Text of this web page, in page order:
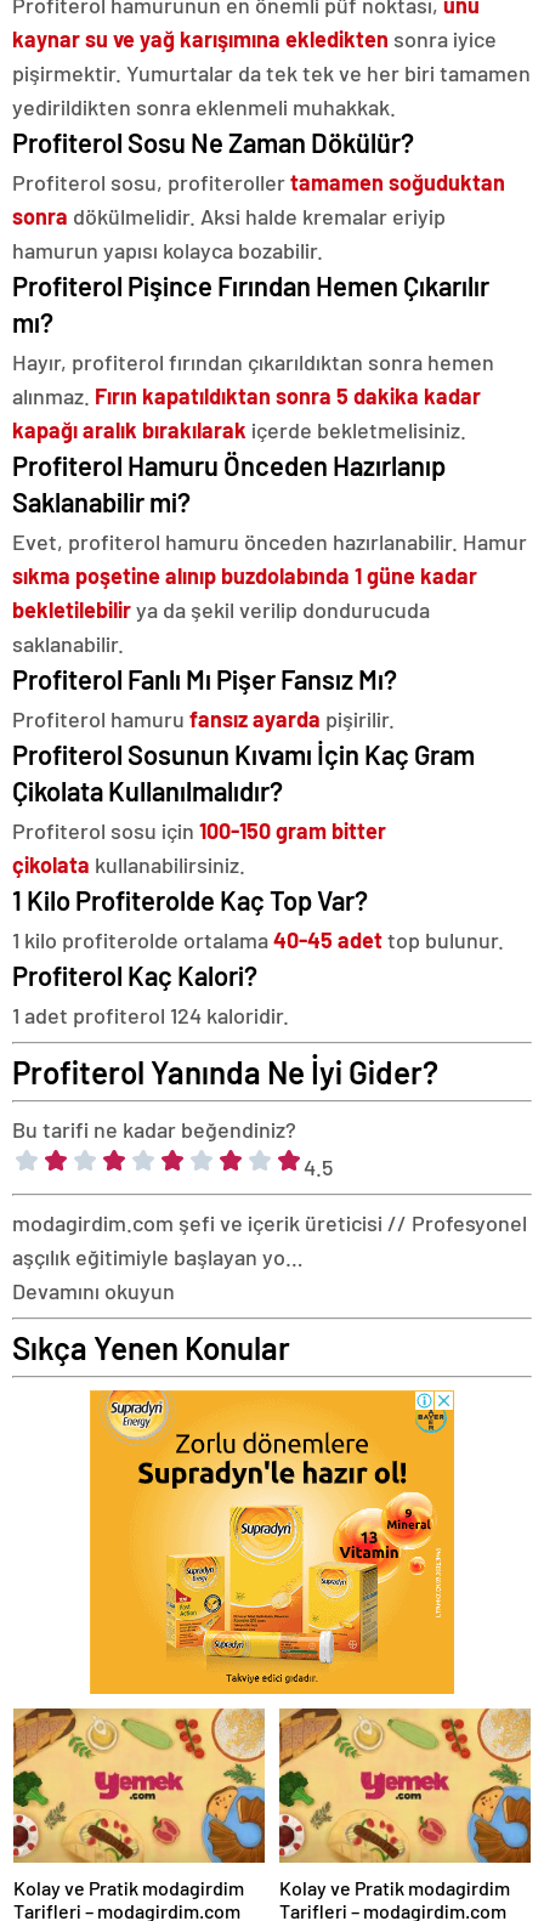
kaynar su ve yağ karışımına ekledikten sonra iyice
pişirmektir. Yumurtalar da tek tek ve her biri tamamen
yedirildikten sonra eklenmeli muhakkak.
Profiterol Sosu Ne Zaman Dökülür?
Profiterol sosu, profiterollertamamen soğuduktan
sonra dökülmelidir. Aksi halde kremalar eriyip
hamurun yapısı kolayca bozabilir.
Profiterol Pişince Fırından Hemen Çıkarılır
mı?
Hayır, profiterol fırından çıkarıldıktan sonra hemen
alınmaz. Fırın kapatıldıktan sonra 5 dakika kadar
kapağı aralık bırakılarak içerde bekletmelisiniz.
Profiterol Hamuru Önceden Hazırlanıp
Saklanabilir mi?
Evet, profiterol hamuru önceden hazırlanabilir. Hamur
sıkma poşetine alınıp buzdolabında 1 güne kadar
bekletilebilirya da şekil verilip dondurucuda
saklanabilir.
Profiterol Fanlı Mı Pişer Fansız Mı?
Profiterol hamuru fansız ayarda pişirilir.
Profiterol Sosunun Kıvamı İçin Kaç Gram
Çikolata Kullanılmalıdır?
Profiterol sosu için 100-150 gram bitter
çikolata kullanabilirsiniz.
1 Kilo Profiterolde Kaç Top Var?
1 kilo profiterolde ortalama40-45 adettop bulunur.
Profiterol Kaç Kalori?
1 adet profiterol 124 kaloridir.
Profiterol Yanında Ne İyi Gider?
Bu tarifi ne kadar beğendiniz?
4.5
modagirdim.com şefi ve içerik üreticisi // Profesyonel
aşçılık eğitimiyle başlayan yo…
Devamını okuyun
Sıkça Yenen Konular
Kolay ve Pratik modagirdim
Tarifleri – modagirdim.com
Kolay ve Pratik modagirdim
Tarifleri – modagirdim.com